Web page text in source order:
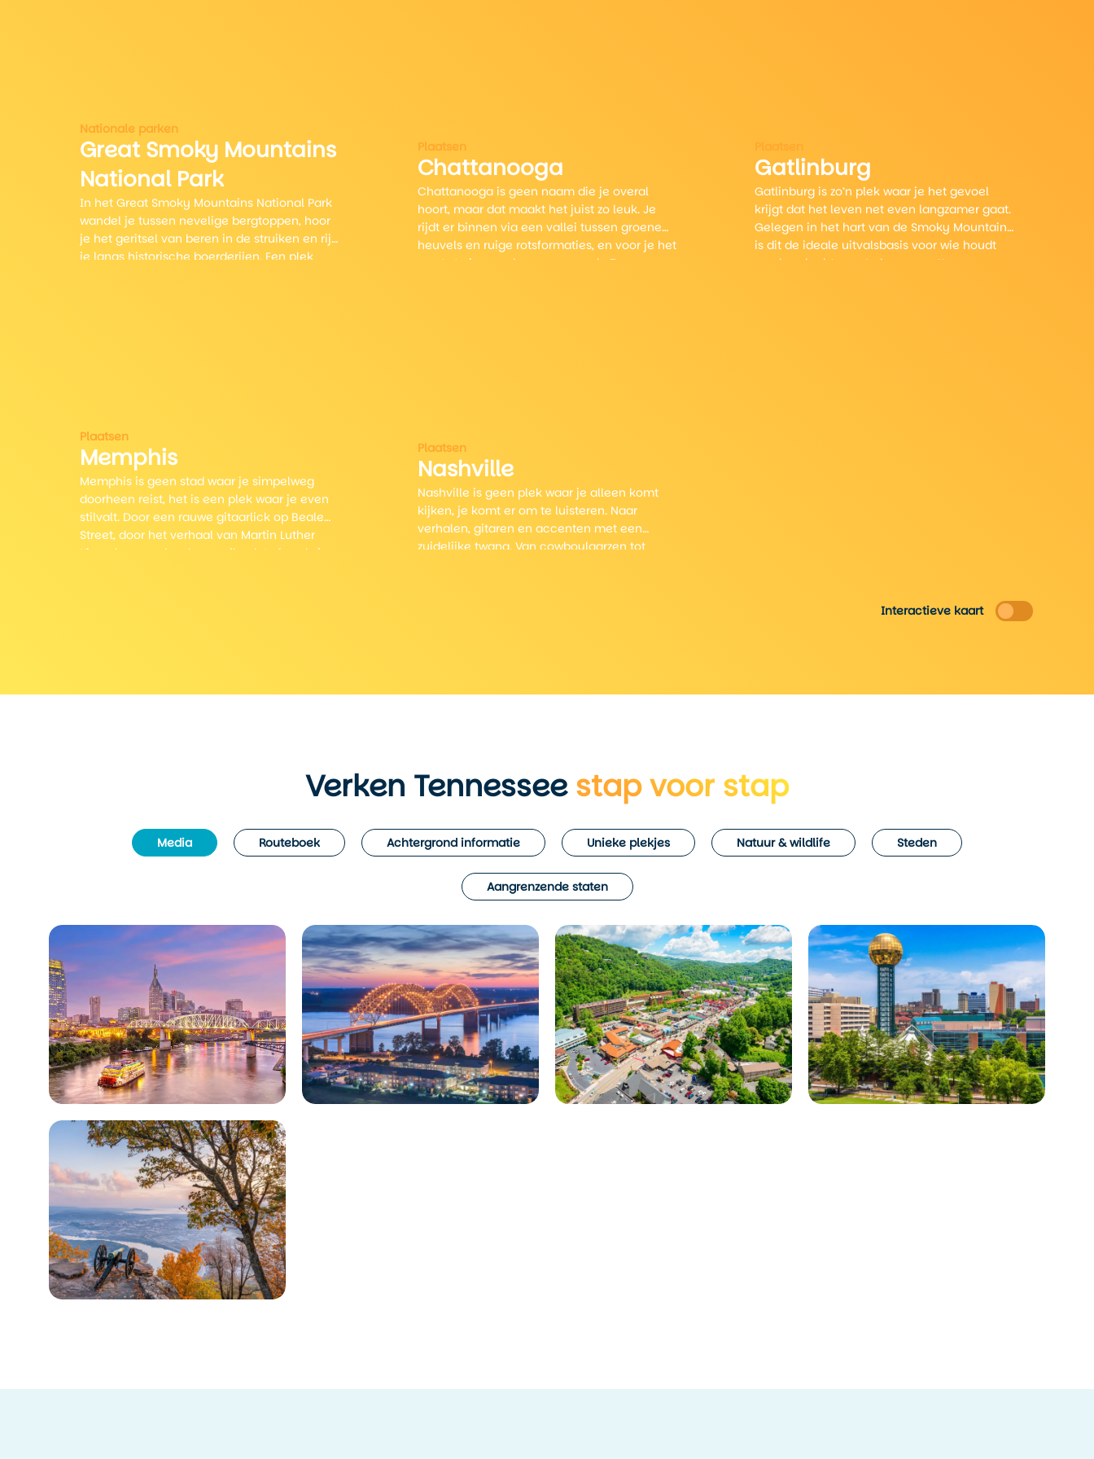
Interactieve kaart
Nationale parken
Great Smoky Mountains
National Park
In het Great Smoky Mountains National Park
wandel je tussen nevelige bergtoppen, hoor
je het geritsel van beren in de struiken en rijd
je langs historische boerderijen. Een plek
Plaatsen
Chattanooga
Chattanooga is geen naam die je overal
hoort, maar dat maakt het juist zo leuk. Je
rijdt er binnen via een vallei tussen groene
heuvels en ruige rotsformaties, en voor je het
weet sta je aan de oevers van de Tennessee
Gatlinburg
Gatlinburg is zo’n plek waar je het gevoel
krijgt dat het leven net even langzamer gaat.
Gelegen in het hart van de Smoky Mountains
is dit de ideale uitvalsbasis voor wie houdt
van berglucht, zwarte beren spotten en
Plaatsen
Memphis
Memphis is geen stad waar je simpelweg
doorheen reist, het is een plek waar je even
stilvalt. Door een rauwe gitaarlick op Beale
Street, door het verhaal van Martin Luther
King, door een bord spareribs dat zó mals is
Plaatsen
Nashville
Nashville is geen plek waar je alleen komt
kijken, je komt er om te luisteren. Naar
verhalen, gitaren en accenten met een
zuidelijke twang. Van cowboylaarzen tot
Verken Tennesseestap voor stap
Media Routeboek Achtergrond informatie Unieke plekjes Natuur & wildlife Steden
Aangrenzende staten